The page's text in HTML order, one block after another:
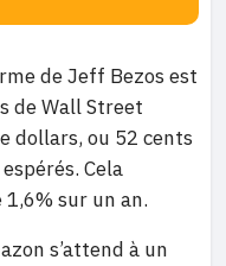
de Jeff Bezos est
de Wall Street
dollars, ou 52 cents
Cela
sur un an.
s’attend à un